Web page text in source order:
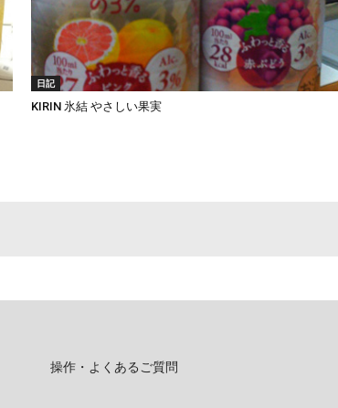
日記
KIRIN 氷結 やさしい果実
操作・よくあるご質問